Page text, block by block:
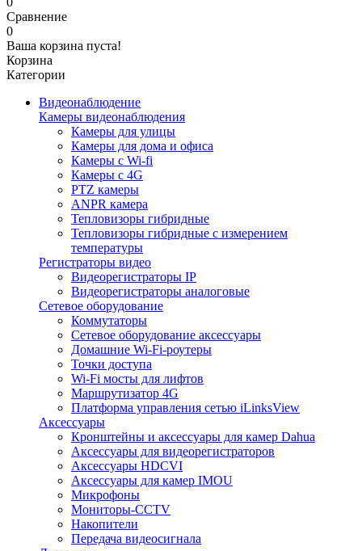
Сравнение
0
Ваша корзина пуста!
Корзина
Категории
Видеонаблюдение
Камеры видеонаблюдения
Камеры для улицы
Камеры для дома и офиса
Камеры с Wi-fi
Камеры с 4G
PTZ камеры
ANPR камера
Тепловизоры гибридные
Тепловизоры гибридные c измерением
температуры
Регистраторы видео
Видеорегистраторы IP
Видеорегистраторы аналоговые
Сетевое оборудование
Коммутаторы
Сетевое оборудование аксессуары
Домашние Wi-Fi-роутеры
Точки доступа
Wi-Fi мосты для лифтов
Маршрутизатор 4G
Платформа управления сетью iLinksView
Аксессуары
Кронштейны и аксессуары для камер Dahua
Аксессуары для видеорегистраторов
Аксессуары HDCVI
Аксессуары для камер IMOU
Микрофоны
Мониторы-CCTV
Накопители
Передача видеосигнала